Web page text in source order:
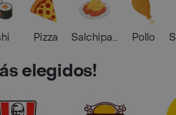
Pizza Salchipapas Pollo
elegidos!